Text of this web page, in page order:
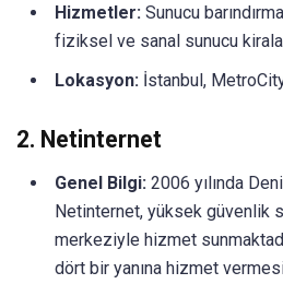
Hizmetler: Sunucu
fiziksel ve sanal sunucu
Lokasyon: İstanbul,
2. Netinternet
Genel Bilgi: 2006 yılında
Netinternet, yüksek güvenlik
merkeziyle hizmet
dört bir yanına hizmet